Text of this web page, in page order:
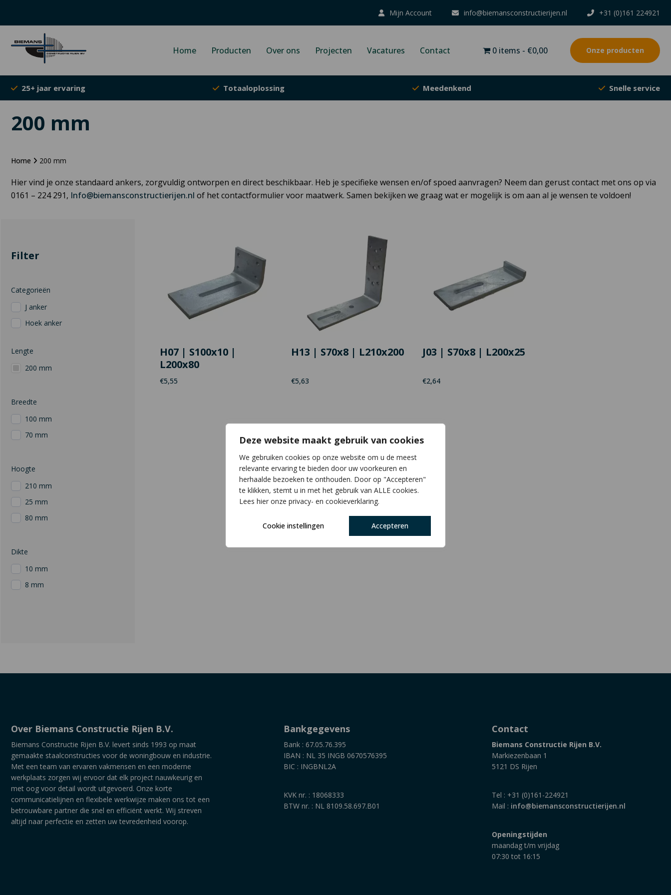
Deze website maakt gebruik van cookies
We gebruiken cookies op onze website om u de meest
relevante ervaring te bieden door uw voorkeuren en
herhaalde bezoeken te onthouden. Door op "Accepteren"
te klikken, stemt u in met het gebruik van ALLE cookies.
Lees hier onze privacy- en cookieverklaring.
Cookie instellingen Accepteren
Mijn Account info@biemansconstructierijen.nl +31 (0)161 224921
Home Producten Over ons Projecten Vacatures Contact 0 items €0,00 Onze producten
25+ jaar ervaring Totaaloplossing Meedenkend Snelle service
200 mm
Home 200 mm
Hier vind je onze standaard ankers, zorgvuldig ontworpen en direct beschikbaar. Heb je specifieke wensen en/of spoed aanvragen? Neem dan gerust contact met ons op via
0161 – 224 291, Info@biemansconstructierijen.nl of het contactformulier voor maatwerk. Samen bekijken we graag wat er mogelijk is om aan al je wensen te voldoen!
Filter
Categorieën
J anker
Hoek anker
Lengte
200 mm
Breedte
100 mm
70 mm
Hoogte
210 mm
25 mm
80 mm
Dikte
10 mm
8 mm
H07 | S100x10 |
L200x80
€5,55
H13 | S70x8 | L210x200
€5,63
J03 | S70x8 | L200x25
€2,64
Over Biemans Constructie Rijen B.V.
Biemans Constructie Rijen B.V. levert sinds 1993 op maat
gemaakte staalconstructies voor de woningbouw en industrie.
Met een team van ervaren vakmensen en een moderne
werkplaats zorgen wij ervoor dat elk project nauwkeurig en
met oog voor detail wordt uitgevoerd. Onze korte
communicatielijnen en flexibele werkwijze maken ons tot een
betrouwbare partner die snel en efficiënt werkt. Wij streven
altijd naar perfectie en zetten uw tevredenheid voorop.
Bankgegevens
Bank : 67.05.76.395
IBAN : NL 35 INGB 0670576395
BIC : INGBNL2A
KVK nr. : 18068333
BTW nr. : NL 8109.58.697.B01
Contact
Biemans Constructie Rijen B.V.
Markiezenbaan 1
5121 DS Rijen
Tel : +31 (0)161-224921
Mail : info@biemansconstructierijen.nl
Openingstijden
maandag t/m vrijdag
07:30 tot 16:15